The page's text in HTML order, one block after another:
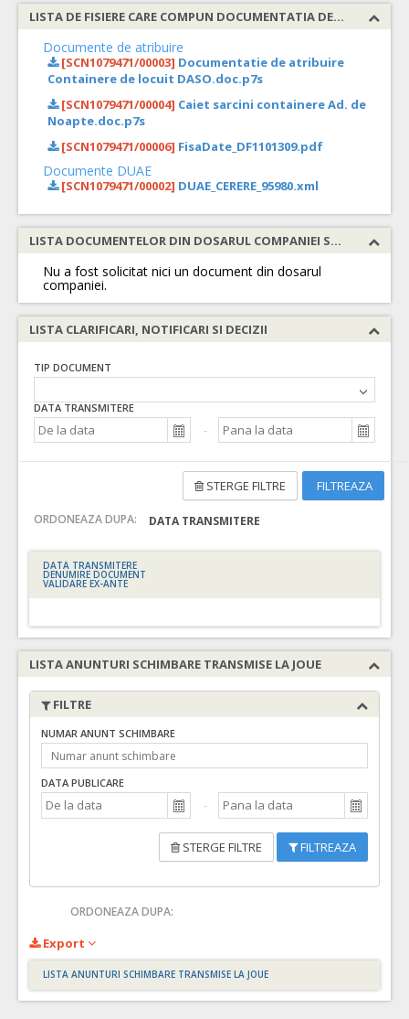
LISTA DE FISIERE CARE COMPUN DOCUMENTATIA DE ATRIBUIRE
Documente de atribuire
[SCN1079471/00003] Documentatie de atribuire
Containere de locuit DASO.doc.p7s
[SCN1079471/00004] Caiet sarcini containere Ad. de
Noapte.doc.p7s
[SCN1079471/00006] FisaDate_DF1101309.pdf
Documente DUAE
[SCN1079471/00002] DUAE_CERERE_95980.xml
LISTA DOCUMENTELOR DIN DOSARUL COMPANIEI SOLICITATE
Nu a fost solicitat nici un document din dosarul
companiei.
LISTA CLARIFICARI, NOTIFICARI SI DECIZII
TIP DOCUMENT
DATA TRANSMITERE
FILTREAZA
STERGE FILTRE
ORDONEAZA DUPA: DATA TRANSMITERE
DATA TRANSMITERE
DENUMIRE DOCUMENT
VALIDARE EX-ANTE
LISTA ANUNTURI SCHIMBARE TRANSMISE LA JOUE
FILTRE
NUMAR ANUNT SCHIMBARE
DATA PUBLICARE
STERGE FILTRE FILTREAZA
ORDONEAZA DUPA:
Export
LISTA ANUNTURI SCHIMBARE TRANSMISE LA JOUE